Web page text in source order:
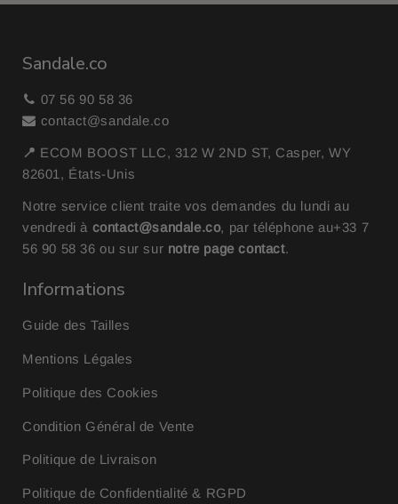
Sandale.co
07 56 90 58 36
contact@sandale.co
📍 ECOM BOOST LLC, 312 W 2ND ST, Casper, WY
82601, États-Unis
Notre service client traite vos demandes du lundi au
vendredi à contact@sandale.co, par téléphone au+33 7
56 90 58 36ou sur sur notre page contact.
Informations
Guide des Tailles
Mentions Légales
Politique des Cookies
Condition Général de Vente
Politique de Livraison
Politique de Confidentialité & RGPD